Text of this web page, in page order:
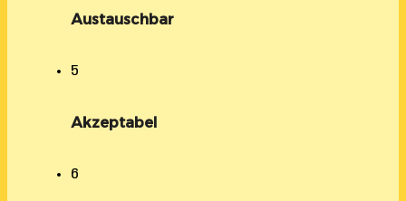
Austauschbar
5
Akzeptabel
6